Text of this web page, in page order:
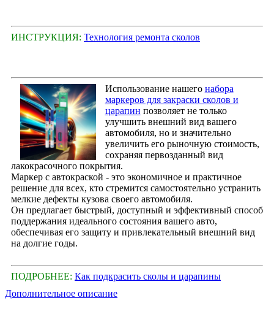
ИНСТРУКЦИЯ: Технология ремонта сколов
Использование нашего набора
маркеров для закраски сколов и
царапин позволяет не только
улучшить внешний вид вашего
автомобиля, но и значительно
увеличить его рыночную стоимость,
сохраняя первозданный вид
лакокрасочного покрытия.
Маркер с автокраской - это экономичное и практичное
решение для всех, кто стремится самостоятельно устранить
мелкие дефекты кузова своего автомобиля.
Он предлагает быстрый, доступный и эффективный способ
поддержания идеального состояния вашего авто,
обеспечивая его защиту и привлекательный внешний вид
на долгие годы.
ПОДРОБНЕЕ: Как подкрасить сколы и царапины
Дополнительное описание